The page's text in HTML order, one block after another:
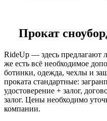
Прокат
RideUp — здесь предлагают
же есть всё необходимое
ботинки, одежда, чехлы и
проката стандартные:
удостоверение + залог,
залог. Цены необходимо
компании.